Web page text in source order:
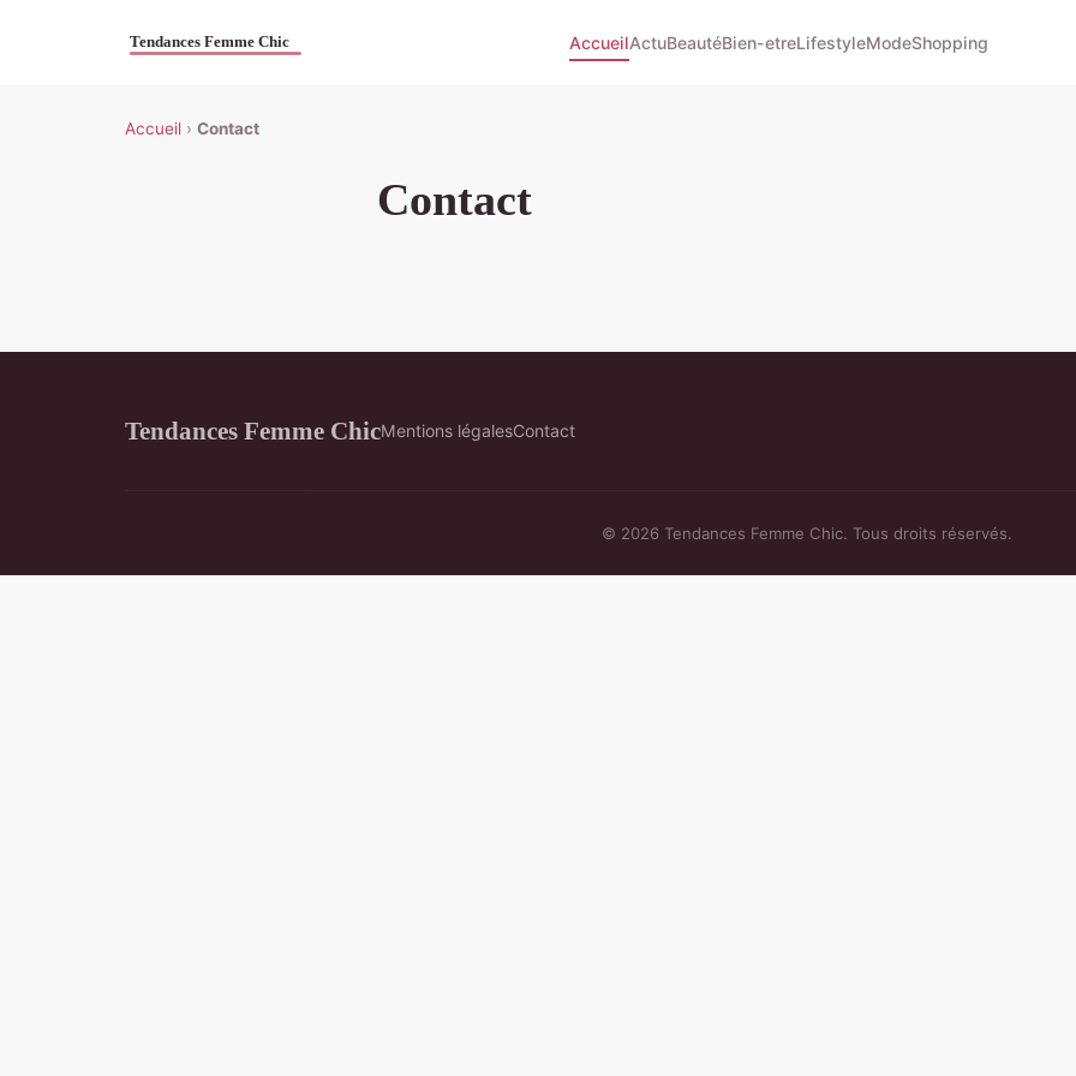
AccueilActuBeautéBien-etreLifestyleModeShopping
Accueil › Contact
Contact
Tendances Femme ChicMentions légalesContact
© 2026 Tendances Femme Chic. Tous droits réservés.